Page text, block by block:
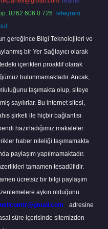
0262 606 0 726 Telegram:
gereğince Bilgi Teknolojileri ve
bir Yer Sağlayıcı olarak
içerikleri proaktif olarak
bulunmamaktadır. Ancak,
taşımakta olup, siteye
sayılırlar. Bu internet sitesi,
şirketi ile hiçbir bağlantısı
hazırladığımız makaleler
haber niteliği taşımamakta
paylaşım yapılmamaktadır.
tamamen tesadüfidir.
ücretsiz bir bilgi paylaşım
aykırı olduğunu
adresine
süre içerisinde sitemizden